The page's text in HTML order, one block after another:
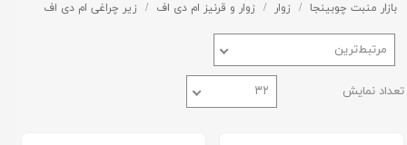
بازار منبت چوبینجا زوار زوار و قرنیز ام دی اف زیر چراغی ام دی اف
مرتبط‌ترین
تعداد نمایش ۳۲